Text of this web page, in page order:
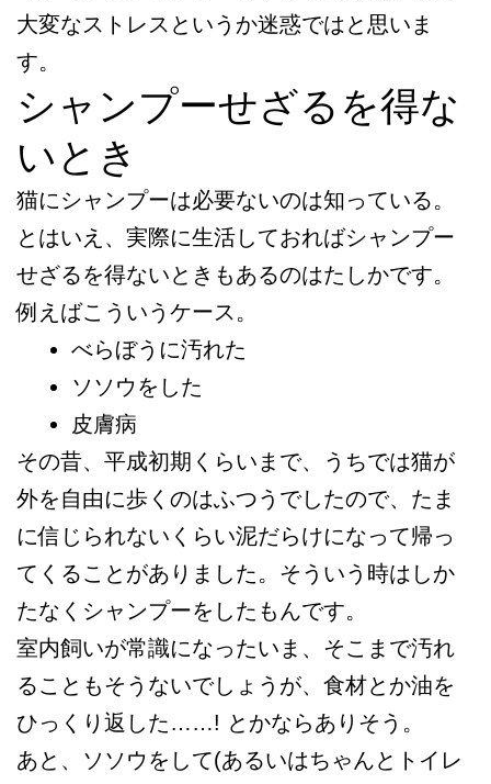
大変なストレスというか迷惑ではと思いま
す。
シャンプーせざるを得な
いとき
猫にシャンプーは必要ないのは知っている。
とはいえ、実際に生活しておればシャンプー
せざるを得ないときもあるのはたしかです。
例えばこういうケース。
べらぼうに汚れた
ソソウをした
皮膚病
その昔、平成初期くらいまで、うちでは猫が
外を自由に歩くのはふつうでしたので、たま
に信じられないくらい泥だらけになって帰っ
てくることがありました。そういう時はしか
たなくシャンプーをしたもんです。
室内飼いが常識になったいま、そこまで汚れ
ることもそうないでしょうが、食材とか油を
ひっくり返した……! とかならありそう。
あと、ソソウをして(あるいはちゃんとトイレ